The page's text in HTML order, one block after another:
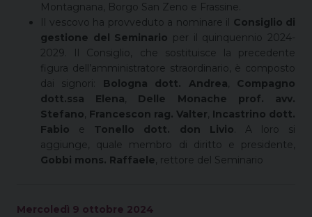
Montagnana, Borgo San Zeno e Frassine.
Il vescovo ha provveduto a nominare il Consiglio di
gestione del Seminario per il quinquennio 2024-
2029. Il Consiglio, che sostituisce la precedente
figura dell’amministratore straordinario, è composto
dai signori: Bologna dott. Andrea, Compagno
dott.ssa Elena, Delle Monache prof. avv.
Stefano, Francescon rag. Valter, Incastrino dott.
Fabio e Tonello dott. don Livio . A loro si
aggiunge, quale membro di diritto e presidente,
Gobbi mons. Raffaele, rettore del Seminario
Mercoledì 9 ottobre 2024